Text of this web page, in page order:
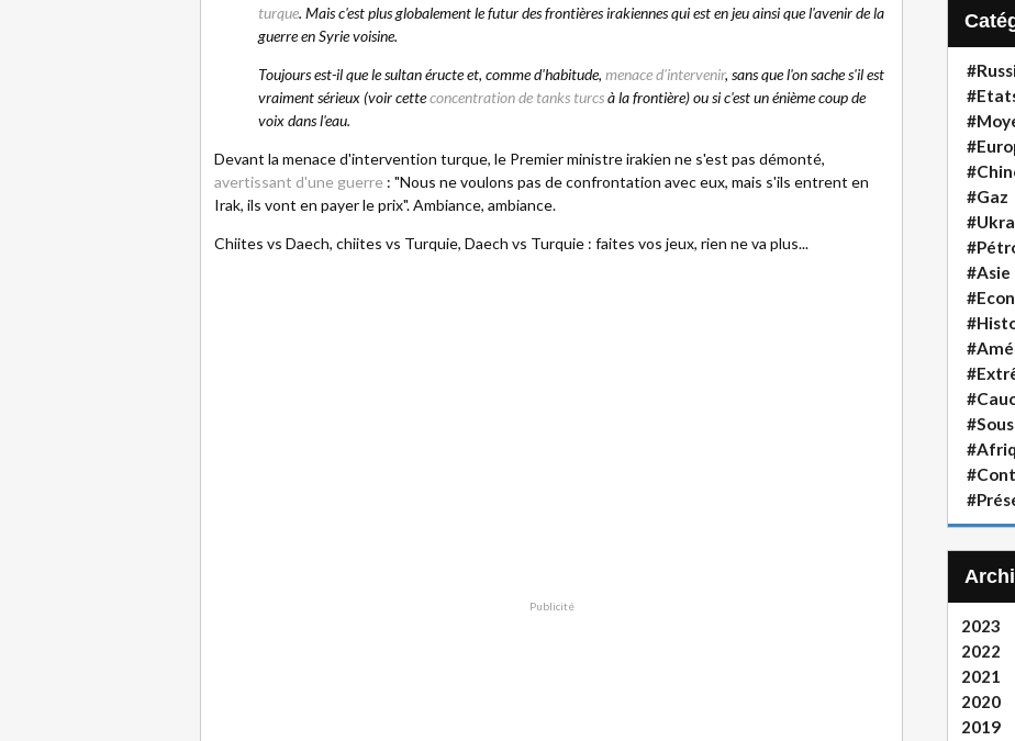
turque. Mais c'est plus globalement le futur des frontières irakiennes qui est en jeu ainsi que l'avenir de la
guerre en Syrie voisine.
Toujours est-il que le sultan éructe et, comme d'habitude, menace d'intervenir, sans que l'on sache s'il est
vraiment sérieux (voir cetteconcentration de tanks turcsà la frontière) ou si c'est un énième coup de
voix dans l'eau.
Devant la menace d'intervention turque, le Premier ministre irakien ne s'est pas démonté,
avertissant d'une guerre : "Nous ne voulons pas de confrontation avec eux, mais s'ils entrent en
Irak, ils vont en payer le prix". Ambiance, ambiance.
Chiites vs Daech, chiites vs Turquie, Daech vs Turquie : faites vos jeux, rien ne va plus...
Publicité
#Gaz
2023
2022
2021
2020
2019